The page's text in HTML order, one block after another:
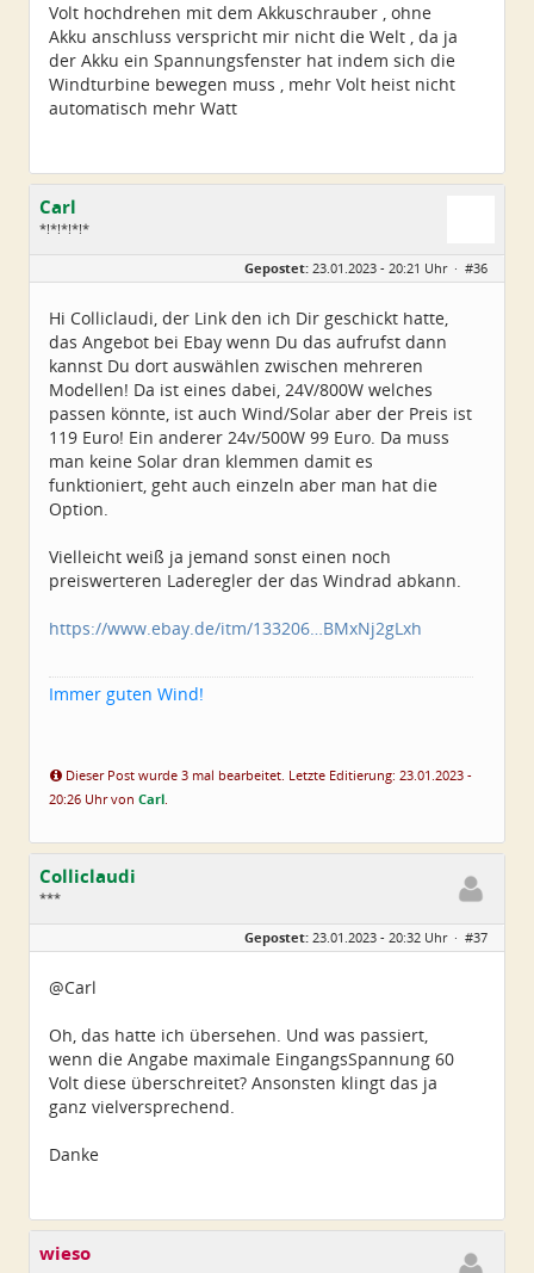
Volt hochdrehen mit dem Akkuschrauber , ohne
Akku anschluss verspricht mir nicht die Welt , da ja
der Akku ein Spannungsfenster hat indem sich die
Windturbine bewegen muss , mehr Volt heist nicht
automatisch mehr Watt
Carl
*!*!*!*!*
Beiträge:
5224
Gepostet: 23.01.2023 - 20:21 Uhr · #36
Hi Colliclaudi, der Link den ich Dir geschickt hatte,
das Angebot bei Ebay wenn Du das aufrufst dann
kannst Du dort auswählen zwischen mehreren
Modellen! Da ist eines dabei, 24V/800W welches
passen könnte, ist auch Wind/Solar aber der Preis ist
119 Euro! Ein anderer 24v/500W 99 Euro. Da muss
man keine Solar dran klemmen damit es
funktioniert, geht auch einzeln aber man hat die
Option.
Vielleicht weiß ja jemand sonst einen noch
preiswerteren Laderegler der das Windrad abkann.
https://www.ebay.de/itm/133206…BMxNj2gLxh
Immer guten Wind!
Dieser Post wurde 3 mal bearbeitet. Letzte Editierung: 23.01.2023 -
20:26 Uhr von Carl.
Colliclaudi
***
Geschlecht:
Beiträge:
43
Gepostet: 23.01.2023 - 20:32 Uhr · #37
@Carl
Oh, das hatte ich übersehen. Und was passiert,
wenn die Angabe maximale EingangsSpannung 60
Volt diese überschreitet? Ansonsten klingt das ja
ganz vielversprechend.
Danke
wieso